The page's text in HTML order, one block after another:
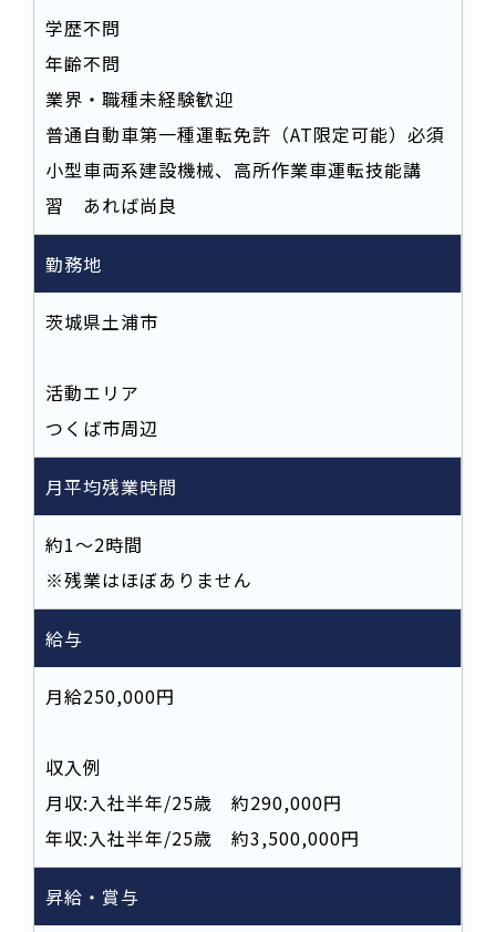
学歴不問
年齢不問
業界・職種未経験歓迎
普通自動車第一種運転免許（AT限定可能）必須
小型車両系建設機械、高所作業車運転技能講
習 あれば尚良
勤務地
茨城県土浦市
活動エリア
つくば市周辺
月平均残業時間
約1～2時間
※残業はほぼありません
給与
月給250,000円
収入例
月収:入社半年/25歳 約290,000円
年収:入社半年/25歳 約3,500,000円
昇給・賞与